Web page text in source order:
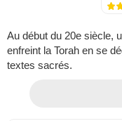
Au début du 20e siècle,
enfreint la Torah en se
textes sacrés.